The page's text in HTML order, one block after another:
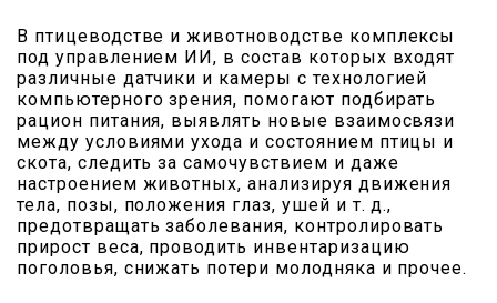
В птицеводстве и животноводстве комплексы
под управлением ИИ, в состав которых входят
различные датчики и камеры с технологией
компьютерного зрения, помогают подбирать
рацион питания, выявлять новые взаимосвязи
между условиями ухода и состоянием птицы и
скота, следить за самочувствием и даже
настроением животных, анализируя движения
тела, позы, положения глаз, ушей и т. д.,
предотвращать заболевания, контролировать
прирост веса, проводить инвентаризацию
поголовья, снижать потери молодняка и прочее.